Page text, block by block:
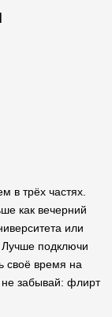
в трёх частях.
как вечерний
или
подключи
своё время на
не забывай: флирт